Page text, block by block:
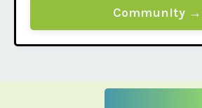
Community →